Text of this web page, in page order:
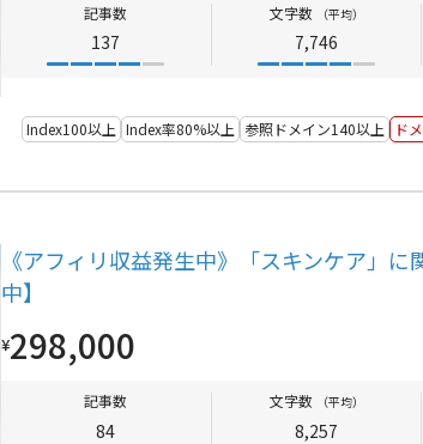
記事数
137
文字数 （平均）
7,746
Index100以上 Index率80%以上 参照ドメイン140以上 ド
《アフィリ収益発生中》「スキンケア」
中】
¥298,000
記事数
84
文字数 （平均）
8,257